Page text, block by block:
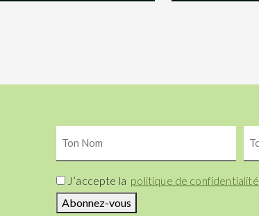
Nom
E-
Consent
J’accepte la politique de confidentialité
Abonnez-vous